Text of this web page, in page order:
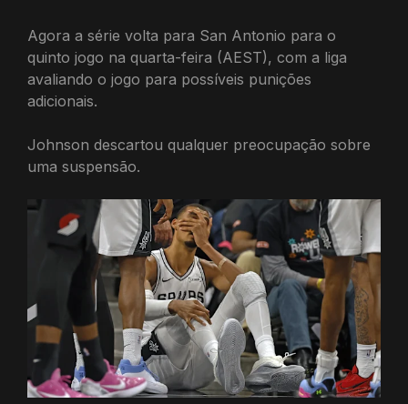
Agora a série volta para San Antonio para o
quinto jogo na quarta-feira (AEST), com a liga
avaliando o jogo para possíveis punições
adicionais.
Johnson descartou qualquer preocupação sobre
uma suspensão.